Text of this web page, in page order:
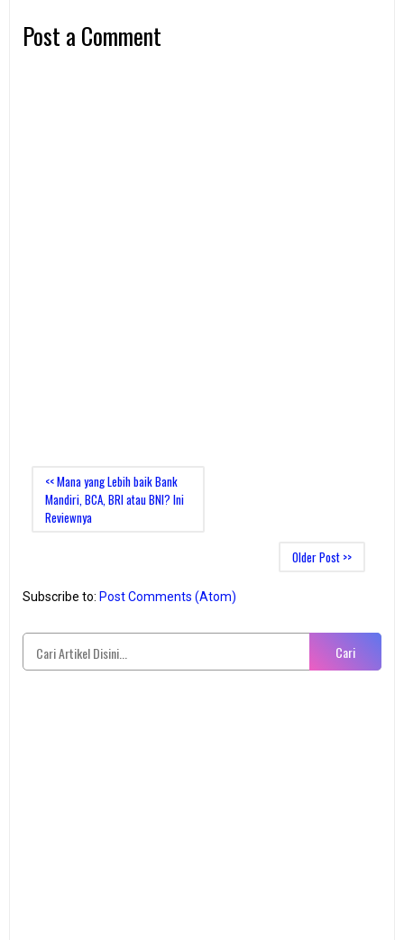
Post a Comment
<< Mana yang Lebih baik Bank
Mandiri, BCA, BRI atau BNI? Ini
Reviewnya
Older Post >>
Subscribe to: Post Comments (Atom)
Cari